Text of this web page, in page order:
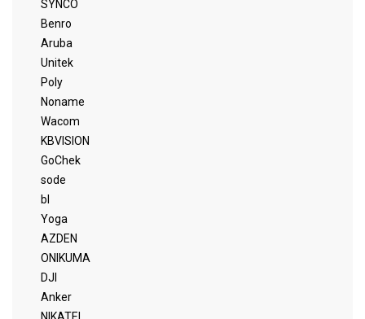
SYNCO
Benro
Aruba
Unitek
Poly
Noname
Wacom
KBVISION
GoChek
sode
bl
Yoga
AZDEN
ONIKUMA
DJI
Anker